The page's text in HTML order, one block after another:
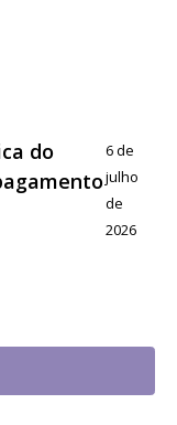
do
6 de
julho
de
2026